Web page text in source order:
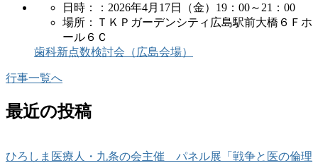
日時：：2026年4月17日（金）19：00～21：00
場所：ＴＫＰガーデンシティ広島駅前大橋６Ｆホ
ール６Ｃ
歯科新点数検討会（広島会場）
行事一覧へ
最近の投稿
ひろしま医療人・九条の会主催 パネル展「戦争と医の倫理